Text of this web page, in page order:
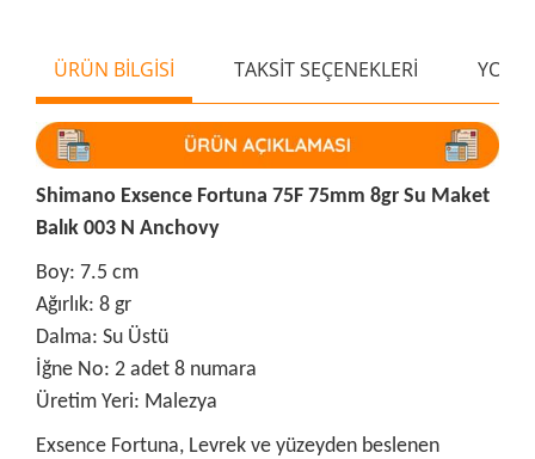
ÜRÜN BİLGİSİ TAKSİT SEÇENEKLERİ
Shimano Exsence Fortuna 75F 75mm 8gr Su Maket
Balık 003 N Anchovy
Boy: 7.5 cm
Ağırlık: 8 gr
Dalma: Su Üstü
İğne No: 2 adet 8 numara
Üretim Yeri: Malezya
Exsence Fortuna, Levrek ve yüzeyden beslenen